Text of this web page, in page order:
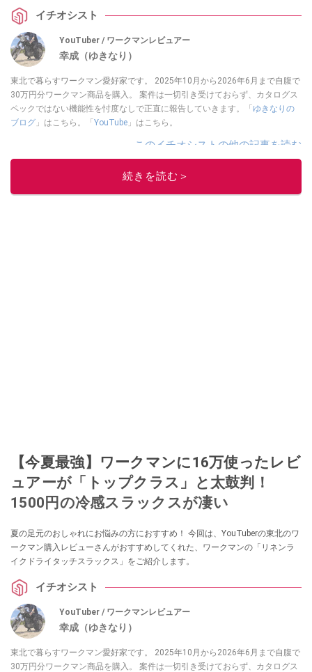
イチオシスト
YouTuber / ワークマンレビュアー
幸成（ゆきなり）
東北で暮らすワークマン愛好家です。 2025年10月から2026年6月まで自腹で
30万円分ワークマン商品を購入。 案件は一切引き受けておらず、カタログス
ペックではない機能性を忖度なしで正直に報告していきます。「ゆきなりの
ブログ 」はこちら。「YouTube 」はこちら。
このイチオシストの他の記事を読む
続きを読む＞
【今夏最強】ワークマンに16万使ったレビ
ュアーが「トップクラス」と太鼓判！
1500円の冷感スラックスが凄い
夏の足元のおしゃれにお悩みの方におすすめ！ 今回は、YouTuberの東北のワ
ークマン購入レビューさんがおすすめしてくれた、ワークマンの「リネンラ
イクドライタッチスラックス」をご紹介します。
イチオシスト
YouTuber / ワークマンレビュアー
幸成（ゆきなり）
東北で暮らすワークマン愛好家です。 2025年10月から2026年6月まで自腹で
30万円分ワークマン商品を購入。 案件は一切引き受けておらず、カタログス